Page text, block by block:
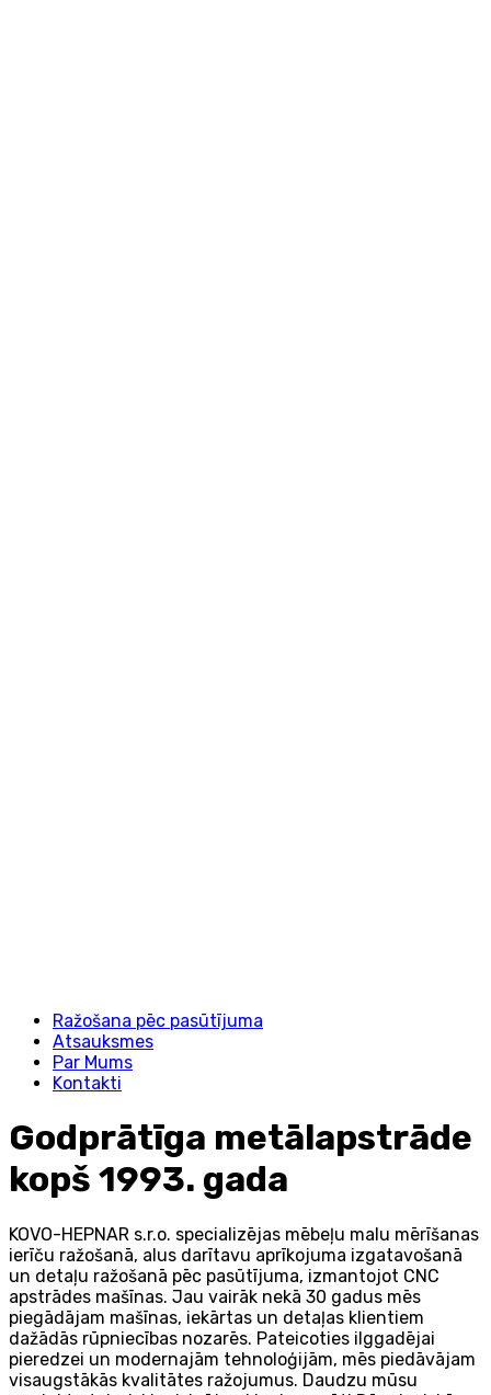
Ražošana pēc pasūtījuma
Atsauksmes
Par Mums
Kontakti
Godprātīga metālapstrāde
kopš 1993. gada
KOVO-HEPNAR s.r.o. specializējas mēbeļu malu mērīšanas
ierīču ražošanā, alus darītavu aprīkojuma izgatavošanā
un detaļu ražošanā pēc pasūtījuma, izmantojot CNC
apstrādes mašīnas. Jau vairāk nekā 30 gadus mēs
piegādājam mašīnas, iekārtas un detaļas klientiem
dažādās rūpniecības nozarēs. Pateicoties ilggadējai
pieredzei un modernajām tehnoloģijām, mēs piedāvājam
visaugstākās kvalitātes ražojumus. Daudzu mūsu